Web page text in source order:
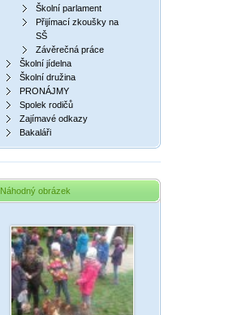
Školní parlament
Přijímací zkoušky na
SŠ
Závěrečná práce
Školní jídelna
Školní družina
PRONÁJMY
Spolek rodičů
Zajímavé odkazy
Bakaláři
Náhodný obrázek